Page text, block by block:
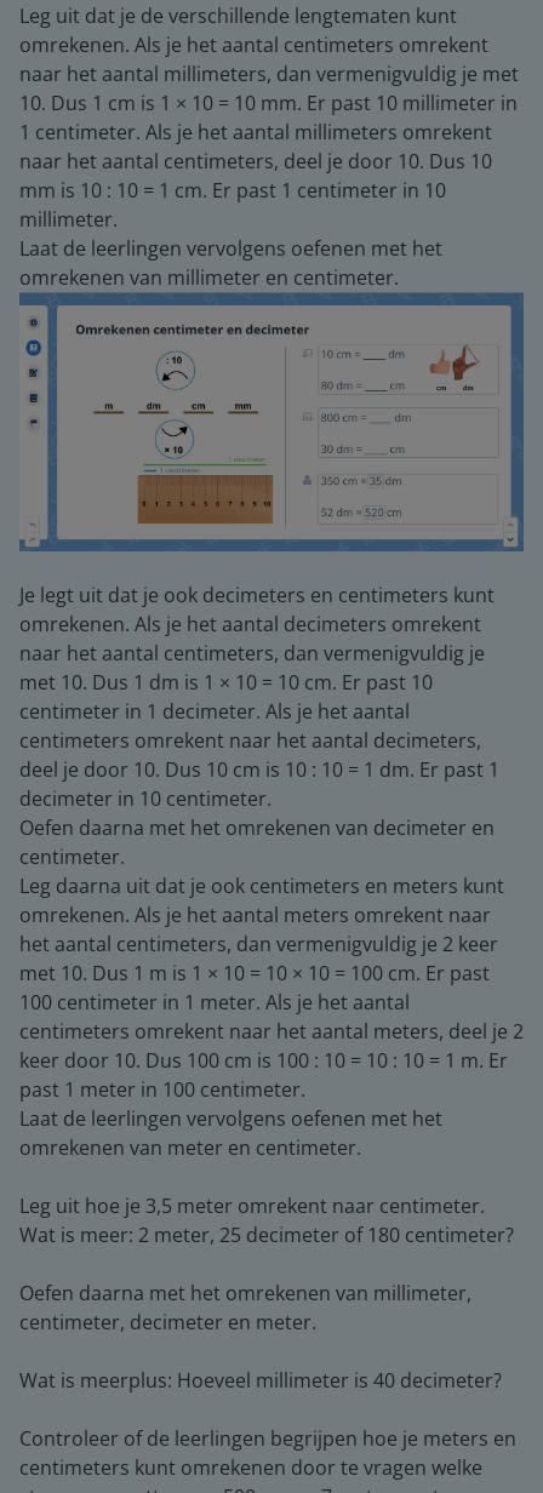
Leg uit dat je de verschillende lengtematen kunt
omrekenen. Als je het aantal centimeters omrekent
naar het aantal millimeters, dan vermenigvuldig je met
10. Dus 1 cm is 1 × 10 = 10 mm. Er past 10 millimeter in
1 centimeter. Als je het aantal millimeters omrekent
naar het aantal centimeters, deel je door 10. Dus 10
mm is 10 : 10 = 1 cm. Er past 1 centimeter in 10
millimeter.
Laat de leerlingen vervolgens oefenen met het
omrekenen van millimeter en centimeter.
Je legt uit dat je ook decimeters en centimeters kunt
omrekenen. Als je het aantal decimeters omrekent
naar het aantal centimeters, dan vermenigvuldig je
met 10. Dus 1 dm is 1 × 10 = 10 cm. Er past 10
centimeter in 1 decimeter. Als je het aantal
centimeters omrekent naar het aantal decimeters,
deel je door 10. Dus 10 cm is 10 : 10 = 1 dm. Er past 1
decimeter in 10 centimeter.
Oefen daarna met het omrekenen van decimeter en
centimeter.
Leg daarna uit dat je ook centimeters en meters kunt
omrekenen. Als je het aantal meters omrekent naar
het aantal centimeters, dan vermenigvuldig je 2 keer
met 10. Dus 1 m is 1 × 10 = 10 × 10 = 100 cm. Er past
100 centimeter in 1 meter. Als je het aantal
centimeters omrekent naar het aantal meters, deel je 2
keer door 10. Dus 100 cm is 100 : 10 = 10 : 10 = 1 m. Er
past 1 meter in 100 centimeter.
Laat de leerlingen vervolgens oefenen met het
omrekenen van meter en centimeter.
Leg uit hoe je 3,5 meter omrekent naar centimeter.
Wat is meer: 2 meter, 25 decimeter of 180 centimeter?
Oefen daarna met het omrekenen van millimeter,
centimeter, decimeter en meter.
Wat is meerplus: Hoeveel millimeter is 40 decimeter?
Controleer of de leerlingen begrijpen hoe je meters en
centimeters kunt omrekenen door te vragen welke